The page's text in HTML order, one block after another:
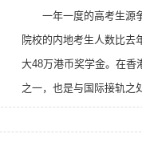
一年一度的高考生源
院校的内地考生人数比去
大48万港币奖学金。在香
之一，也是与国际接轨之